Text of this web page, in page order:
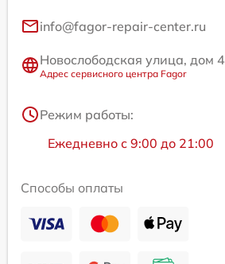
info@fagor-repair-center.ru
Новослободская улица, дом 4
Адрес сервисного центра Fagor
Режим работы:
Ежедневно с 9:00 до 21:00
Способы оплаты